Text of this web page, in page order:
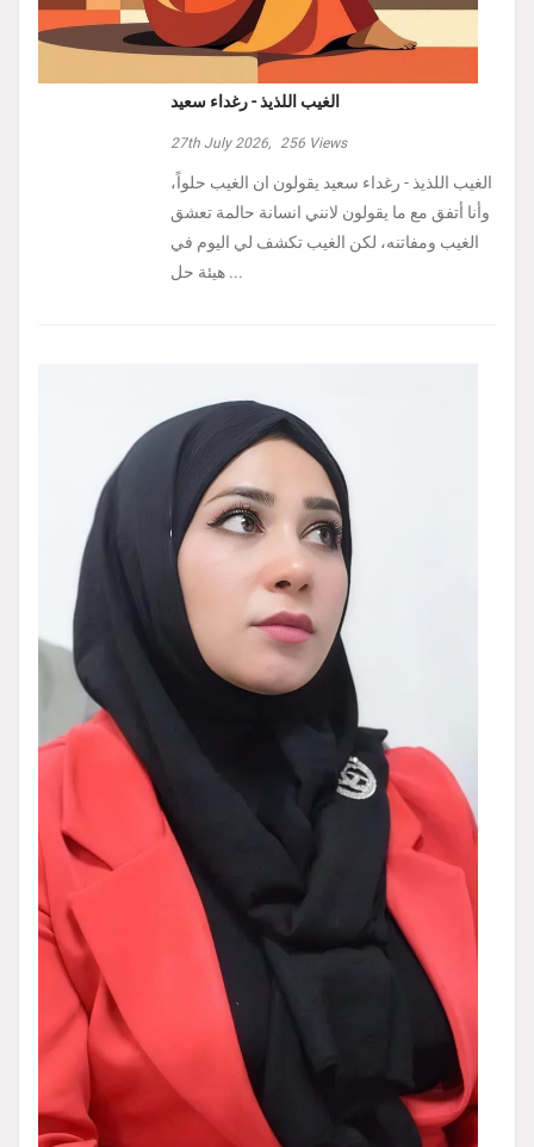
الغيب اللذيذ - رغداء سعيد
27th July 2026, 256 Views
الغيب اللذيذ - رغداء سعيد يقولون ان الغيب حلواً،
وأنا أتفق مع ما يقولون لانني انسانة حالمة تعشق
الغيب ومفاتنه، لكن الغيب تكشف لي اليوم في
هيئة حل ...